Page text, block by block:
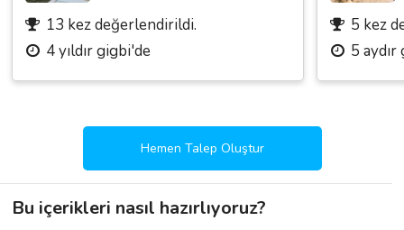
13 kez değerlendirildi.
4 yıldır gigbi'de
5 kez
5
Hemen Talep Oluştur
Bu içerikleri nasıl hazırlıyoruz?